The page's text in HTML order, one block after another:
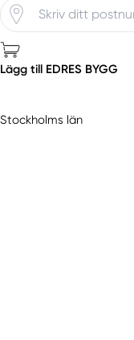
Lägg till EDRES BYGG
Stockholms län